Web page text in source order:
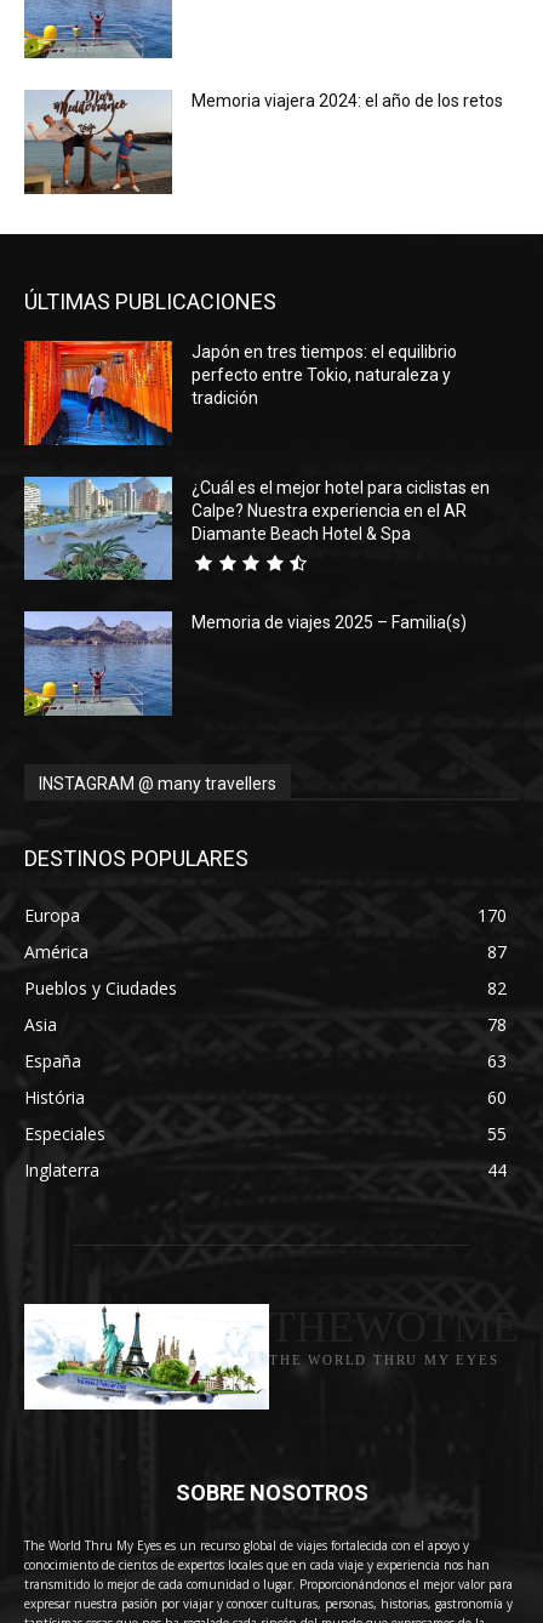
Memoria viajera 2024: el año de los retos
ÚLTIMAS PUBLICACIONES
Japón en tres tiempos: el equilibrio
perfecto entre Tokio, naturaleza y
tradición
¿Cuál es el mejor hotel para ciclistas en
Calpe? Nuestra experiencia en el AR
Diamante Beach Hotel & Spa
Memoria de viajes 2025 – Familia(s)
INSTAGRAM @ many travellers
DESTINOS POPULARES
Europa
170
América
87
Pueblos y Ciudades
82
Asia
78
España
63
História
60
Especiales
55
Inglaterra
44
THE WORLD THRU MY EYES
SOBRE NOSOTROS
The World Thru My Eyes es un recurso global de viajes fortalecida con el apoyo y
conocimiento de cientos de expertos locales que en cada viaje y experiencia nos han
transmitido lo mejor de cada comunidad o lugar. Proporcionándonos el mejor valor para
expresar nuestra pasión por viajar y conocer culturas, personas, historias, gastronomía y